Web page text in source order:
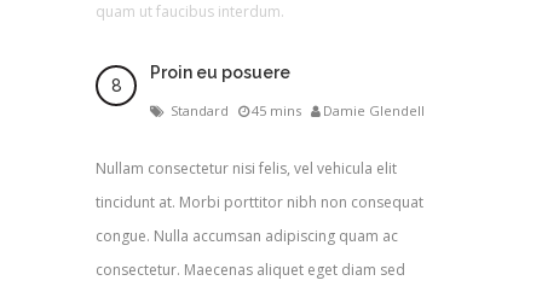
quam ut faucibus interdum.
Proin eu posuere
Standard 45 mins Damie Glendell
Nullam consectetur nisi felis, vel vehicula elit
tincidunt at. Morbi porttitor nibh non consequat
congue. Nulla accumsan adipiscing quam ac
consectetur. Maecenas aliquet eget diam sed